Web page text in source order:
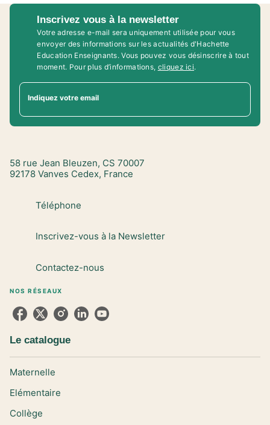
Inscrivez vous à la newsletter
Votre adresse e-mail sera uniquement utilisée pour vous
envoyer des informations sur les actualités d'Hachette
Education Enseignants. Vous pouvez vous désinscrire à tout
moment. Pour plus d’informations, cliquez ici.
Indiquez votre email
58 rue Jean Bleuzen, CS 70007
92178 Vanves Cedex, France
Téléphone
Inscrivez-vous à la Newsletter
Contactez-nous
NOS RÉSEAUX
Le catalogue
Maternelle
Elémentaire
Collège